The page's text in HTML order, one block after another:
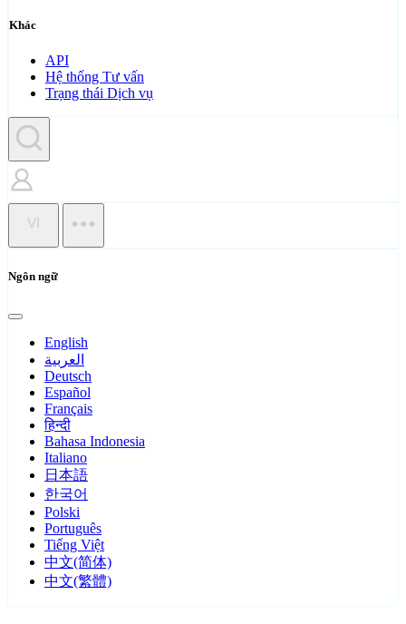
Khác
API
Hệ thống Tư vấn
Trạng thái Dịch vụ
VI
Ngôn ngữ
English
العربية
Deutsch
Español
Français
हिन्दी
Bahasa Indonesia
Italiano
日本語
한국어
Polski
Português
Tiếng Việt
中文(简体)
中文(繁體)